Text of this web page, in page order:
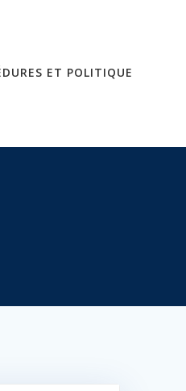
ET POLITIQUE